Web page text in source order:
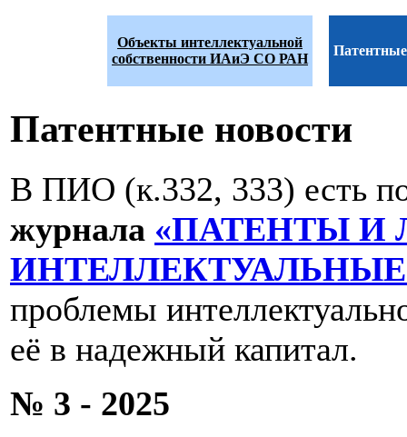
Объекты интеллектуальной
собственности ИАиЭ СО РАН
Патентные новости
В ПИО (к.332, 333) есть
журнала «ПАТЕНТЫ И
ИНТЕЛЛЕКТУАЛЬНЫЕ
проблемы
её в надежный капитал.
№ 3 - 2025